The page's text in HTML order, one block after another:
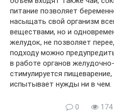
питание позволяет
насыщать свой организм
веществами, но и
желудок, не позволяет
подходу можно
в работе органов
стимулируется
испытывает нужды ни в чем.
0